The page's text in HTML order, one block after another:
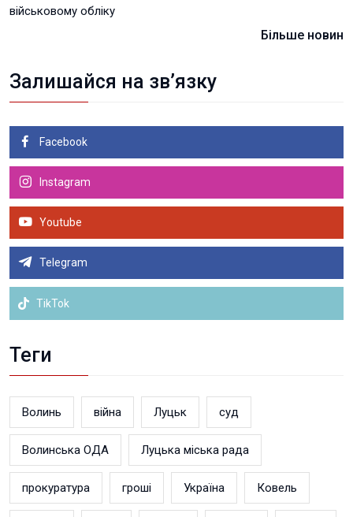
військовому обліку
Більше новин
Залишайся на зв’язку
Facebook
Instagram
Youtube
Telegram
TikTok
Теги
Волинь війна Луцьк суд
Волинська ОДА Луцька міська рада
прокуратура гроші Україна Ковель